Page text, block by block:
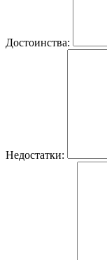
Достоинства:
Недостатки: